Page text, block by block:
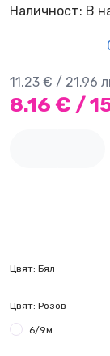
Наличност: В
11.23 € / 21.96
8.16 € /
Цвят: Бял
Цвят: Розов
6/9м